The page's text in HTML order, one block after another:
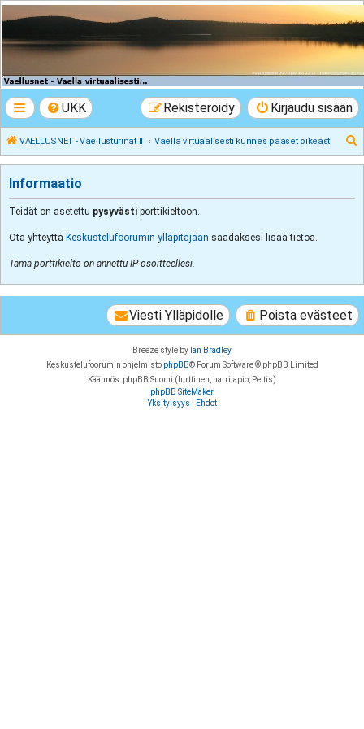
VAELLUSNET -
Vaellusturinat II
UKK Kirjaudu sisään
Rekisteröidy
VAELLUSNET - Vaellusturinat II Vaella virtuaalisesti kunnes pääset oikeasti
Informaatio
Teidät on asetettu pysyvästi porttikieltoon.
Ota yhteyttä Keskustelufoorumin ylläpitäjään saadaksesi lisää tietoa.
Tämä porttikielto on annettu IP-osoitteellesi.
Poista evästeet
Viesti Ylläpidolle
Breeze style by Ian Bradley
Keskustelufoorumin ohjelmisto phpBB® Forum Software © phpBB Limited
Käännös: phpBB Suomi (lurttinen, harritapio, Pettis)
phpBB SiteMaker
Yksityisyys
Ehdot